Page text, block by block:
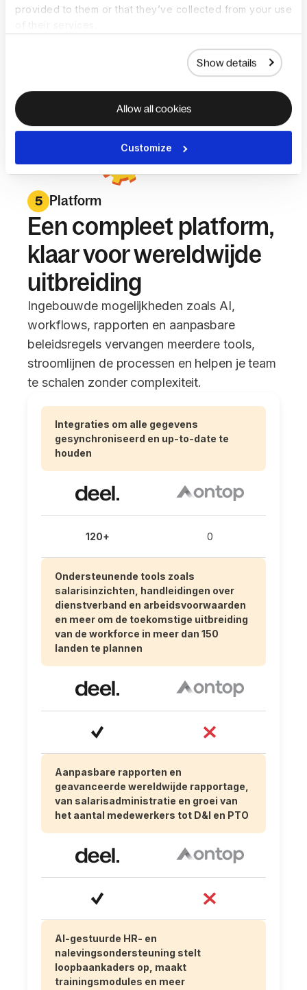
provided to them or that they’ve collected from your use
Show details
Allow all cookies
Customize
5 Platform
Een compleet platform,
klaar voor wereldwijde
uitbreiding
Ingebouwde mogelijkheden zoals AI,
workflows, rapporten en aanpasbare
beleidsregels vervangen meerdere tools,
stroomlijnen de processen en helpen je team
te schalen zonder complexiteit.
Integraties om alle gegevens
gesynchroniseerd en up-to-date te
houden
120+ 0
Ondersteunende tools zoals
salarisinzichten, handleidingen over
dienstverband en arbeidsvoorwaarden
en meer om de toekomstige uitbreiding
van de workforce in meer dan 150
landen te plannen
Aanpasbare rapporten en
geavanceerde wereldwijde rapportage,
van salarisadministratie en groei van
het aantal medewerkers tot D&I en PTO
AI-gestuurde HR- en
nalevingsondersteuning stelt
loopbaankaders op, maakt
trainingsmodules en meer